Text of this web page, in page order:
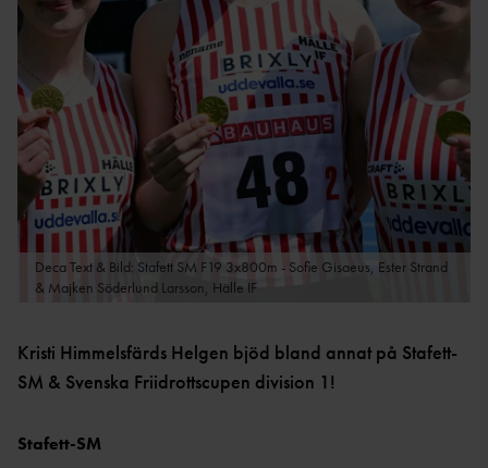
PROJEKT
HÄCKPROJEKT
ET
HÖJDPROJEKT
ET
HYRA
TRESTEGET
DOKUME
NT
V
DM
TÄVLINGAR
VÄSTSVENSKA
LÖPARCUPEN
UTTAGNINGSTÄVLING
AR
GÖTALANDSMÄSTERSKAP
EN
N
STATISTIKARKIV
BDFIF
STATISTIKARKIV
VGFIF
STATISTIKARKIV
HFIF
ÖVRIGT
RESULTATBILAGA
P12/F12 ÅRSBÄSTA VÄSTSVENSKA UTOMHUS
2022
M
NI
U
RI
G
Deca Text & Bild: Stafett SM F19 3x800m - Sofie Gisaeus, Ester Strand
& Majken Söderlund Larsson, Hälle IF
Kristi Himmelsfärds Helgen bjöd bland annat på Stafett-
SM & Svenska Friidrottscupen division 1!
Stafett-SM